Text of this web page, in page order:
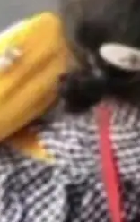
将
组
一
，
，
已
模
AI
织
、
据
公
。
...
工
在
、
行
逐
是
，
持
。
。
D
他
轮